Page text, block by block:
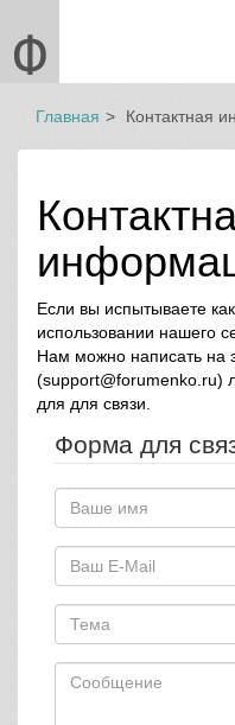
Главная Контактная
Если вы испытываете
использовании нашего
Нам можно написать на
(support@forumenko.ru)
для для связи.
Форма для